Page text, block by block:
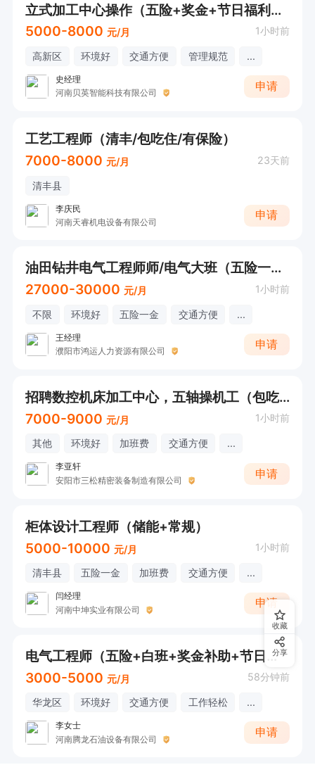
立式加工中心操作（五险+奖金+节日福利+公休）
5000-8000 元/月 1小时前
高新区 环境好 交通方便 管理规范 ...
史经理
河南贝英智能科技有限公司
申请
工艺工程师（清丰/包吃住/有保险）
7000-8000 元/月 23天前
清丰县
李庆民
河南天睿机电设备有限公司
申请
油田钻井电气工程师师/电气大班（五险一金+包食宿）
27000-30000 元/月 1小时前
不限 环境好 五险一金 交通方便 ...
王经理
濮阳市鸿运人力资源有限公司
申请
招聘数控机床加工中心，五轴操机工（包吃住/有五险）
7000-9000 元/月 1小时前
其他 环境好 加班费 交通方便 ...
李亚轩
安阳市三松精密装备制造有限公司
申请
柜体设计工程师（储能+常规）
5000-10000 元/月 1小时前
清丰县 五险一金 加班费 交通方便 ...
闫经理
河南中坤实业有限公司
申请
电气工程师（五险+白班+奖金补助+节日福利）
3000-5000 元/月 58分钟前
华龙区 环境好 交通方便 工作轻松 ...
李女士
河南腾龙石油设备有限公司
申请
收藏
分享